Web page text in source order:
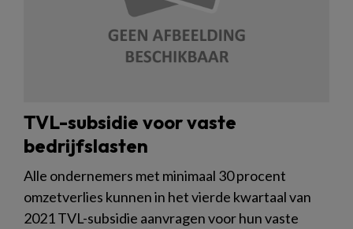
TVL-subsidie voor vaste
bedrijfslasten
Alle ondernemers met minimaal 30 procent
omzetverlies kunnen in het vierde kwartaal van
2021 TVL-subsidie aanvragen voor hun vaste